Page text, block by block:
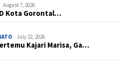
August 7, 2026
Kota Gorontal…
July 22, 2026
Kajari Marisa, Ga…